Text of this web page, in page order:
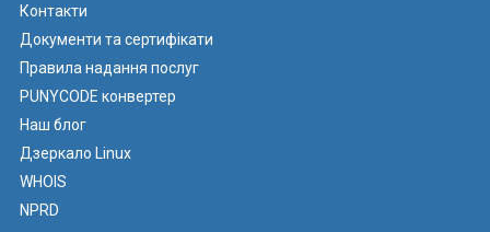
Контакти
Документи та сертифікати
Правила надання послуг
PUNYCODE конвертер
Наш блог
Дзеркало Linux
WHOIS
NPRD